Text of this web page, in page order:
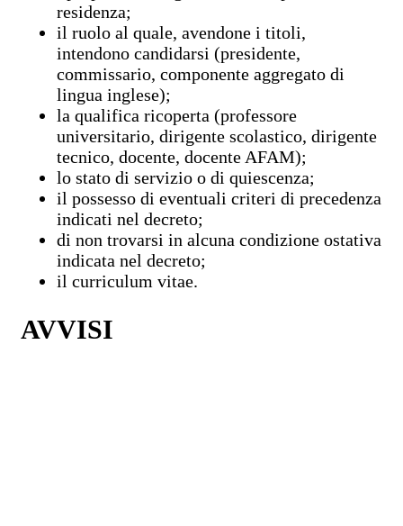
residenza;
il ruolo al quale, avendone i titoli,
intendono candidarsi (presidente,
commissario, componente aggregato di
lingua inglese);
la qualifica ricoperta (professore
universitario, dirigente scolastico, dirigente
tecnico, docente, docente AFAM);
lo stato di servizio o di quiescenza;
il possesso di eventuali criteri di precedenza
indicati nel decreto;
di non trovarsi in alcuna condizione ostativa
indicata nel decreto;
il curriculum vitae.
AVVISI